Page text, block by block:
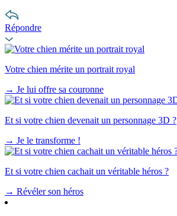
Répondre
Votre chien mérite un portrait royal
→ Je lui offre sa couronne
Et si votre chien devenait un personnage 3D ?
→ Je le transforme !
Et si votre chien cachait un véritable héros ?
→ Révéler son héros